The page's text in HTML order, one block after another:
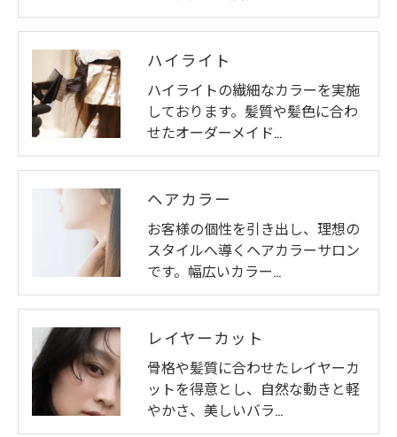
ハイライト
ハイライトの繊細なカラーを実施
しております。髪質や髪色に合わ
せたオーダーメイド…
ヘアカラー
お客様の個性を引き出し、理想の
スタイルへ導くヘアカラーサロン
です。幅広いカラー…
レイヤーカット
骨格や髪質に合わせたレイヤーカ
ットを得意とし、自然な動きと軽
やかさ、美しいバラ…